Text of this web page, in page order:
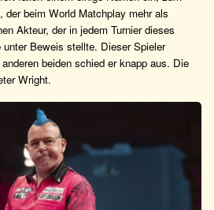
der beim World Matchplay mehr als
Akteur, der in jedem Turnier dieses
Beweis stellte. Dieser Spieler
beiden schied er knapp aus. Die
Wright.